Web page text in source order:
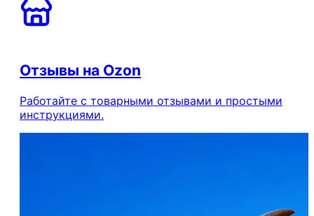
Отзывы на Ozon
Работайте с товарными отзывами и простыми
инструкциями.